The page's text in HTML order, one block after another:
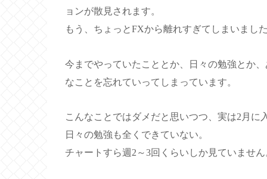
ョンが散見されます。
もう、ちょっとFXから離れすぎてしまいまし
今までやっていたこととか、日々の勉強とか
なことを忘れていってしまっています。
こんなことではダメだと思いつつ、実は2月
日々の勉強も全くできていない。
チャートすら週2～3回くらいしか見ていません